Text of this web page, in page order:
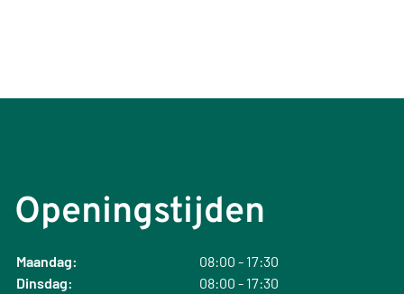
Openingstijden
Maandag:
08:00 - 17:30
Dinsdag:
08:00 - 17:30